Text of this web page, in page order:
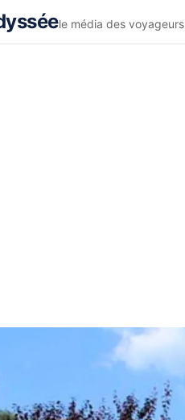
le média des voyageurs